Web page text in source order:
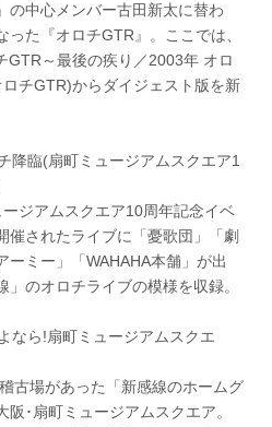
の中心メンバー古田新太に替わ
った『オロチGTR』。ここでは、
GTR～最後の疾り／2003年 オロ
チGTR)からダイジェスト版を新
降臨(扇町ミュージアムスクエア1
ジアムスクエア10周年記念イベ
催されたライブに「憂歌団」「劇
ミー」「WAHAHA本舗」が出
のオロチライブの模様を収録。
なら!扇町ミュージアムスクエ
古場があった「新感線のホームグ
･扇町ミュージアムスクエア。